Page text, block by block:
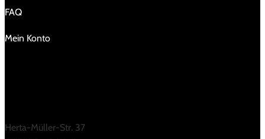
FAQ
Mein Konto
Herta-Müller-Str. 37